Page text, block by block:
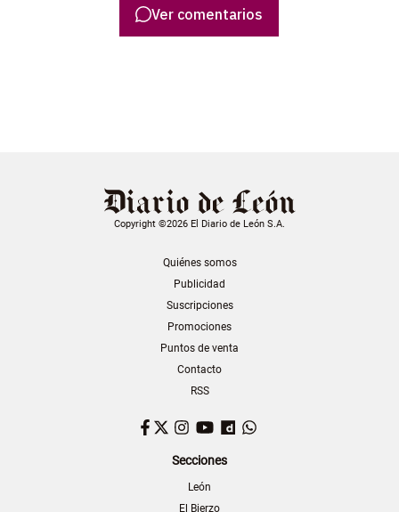
Ver comentarios
Copyright ©2026 El Diario de León S.A.
Quiénes somos
Publicidad
Suscripciones
Promociones
Puntos de venta
Contacto
RSS
Facebook
TwitterInstagram
YouTubeDailymotion
Secciones
León
El Bierzo